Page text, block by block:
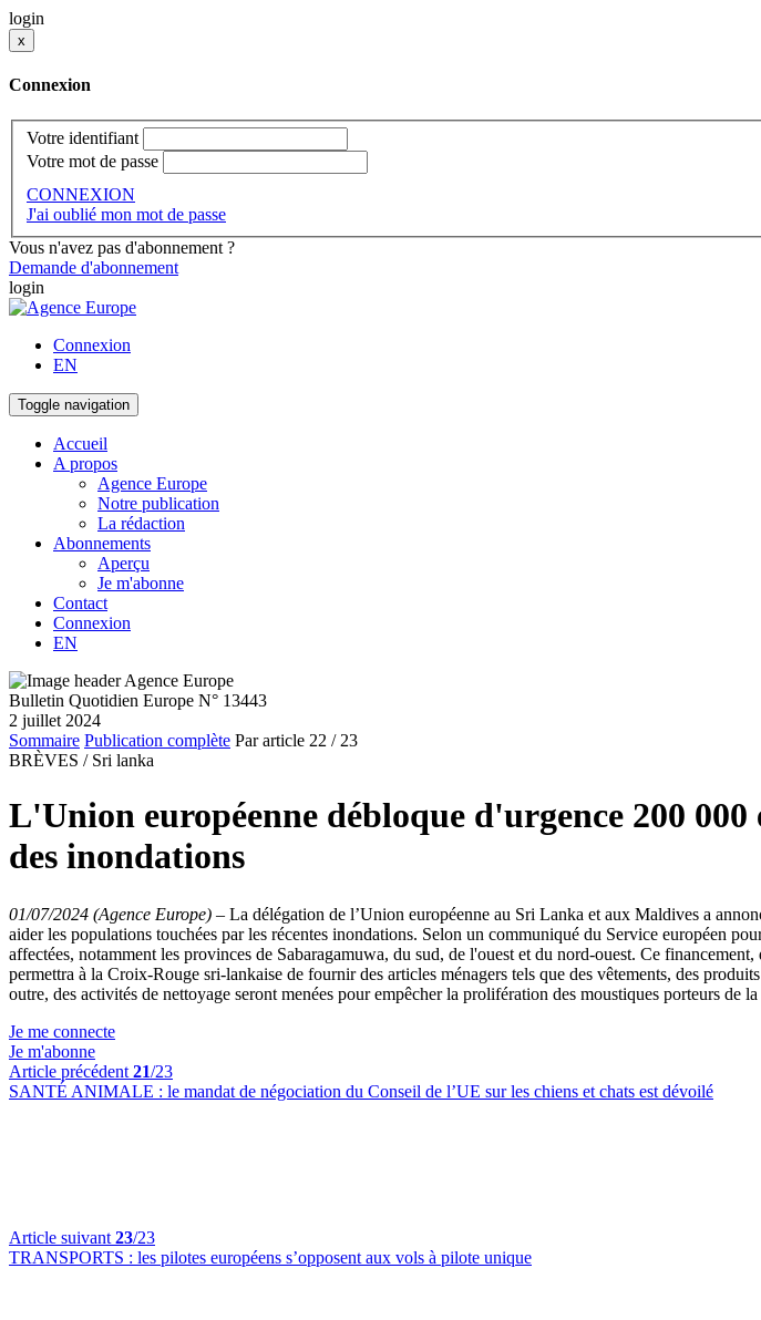
login
x
Connexion
Votre identifiant
Votre mot de passe
CONNEXION
J'ai oublié mon mot de passe
Vous n'avez pas d'abonnement ?
Demande d'abonnement
login
Connexion
EN
Toggle navigation
Accueil
A propos
Agence Europe
Notre publication
La rédaction
Abonnements
Aperçu
Je m'abonne
Contact
Connexion
EN
Bulletin Quotidien Europe N° 13443
2 juillet 2024
Sommaire Publication complète Par article 22 / 23
BRÈVES / Sri lanka
L'Union européenne débloque d'urgence 200
des inondations
01/07/2024 (Agence Europe) – La délégation de l’Union européenne au Sri Lanka et aux Maldives a
aider les populations touchées par les récentes inondations. Selon un communiqué du Service européen
affectées, notamment les provinces de Sabaragamuwa, du sud, de l'ouest et du nord-ouest. Ce
permettra à la Croix-Rouge sri-lankaise de fournir des articles ménagers tels que des vêtements, des
outre, des activités de nettoyage seront menées pour empêcher la prolifération des moustiques porteurs de la
Je me connecte
Je m'abonne
Article précédent 21/23
SANTÉ ANIMALE : le mandat de négociation du Conseil de l’UE sur les chiens et chats est dévoilé
Article suivant 23/23
TRANSPORTS : les pilotes européens s’opposent aux vols à pilote unique